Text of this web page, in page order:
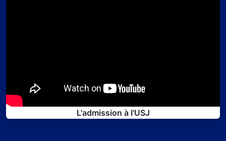
L'admission à l'USJ